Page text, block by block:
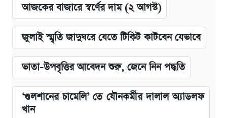
আজকের বাজারে স্বর্ণের দাম (২ আগস্ট)
জুলাই স্মৃতি জাদুঘরে যেতে টিকিট কাটবেন যেভাবে
ভাতা-উপবৃত্তির আবেদন শুরু, জেনে নিন পদ্ধতি
‘গুলশানের চামেলি’ তে যৌনকর্মীর দালাল অ্যাডলফ
খান